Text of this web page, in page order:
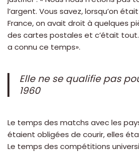
l’argent. Vous savez, lorsqu’on
France, on avait droit à quelques
des cartes postales et c’était
a connu ce temps».
Elle ne se qualifie pas
1960
Le temps des matchs avec les pays
étaient obligées de courir, elles
Le temps des compétitions